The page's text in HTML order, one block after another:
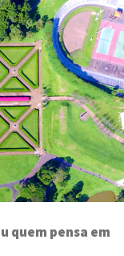
quem pensa em